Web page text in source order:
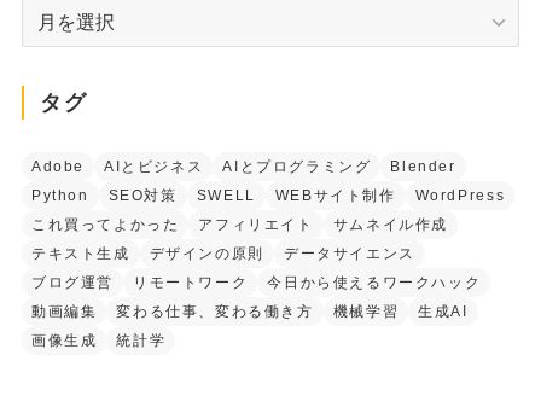
タグ
Adobe AIとビジネス AIとプログラミング
Blender
Python
SEO対策 SWELL WEBサイト制作
WordPress
これ買ってよかった
アフィリエイト
サムネイル作成
テキスト生成
デザインの原則
データサイエンス
ブログ運営
リモートワーク
今日から使えるワークハック
動画編集
変わる仕事、変わる働き方 機械学習
生成AI
画像生成
統計学